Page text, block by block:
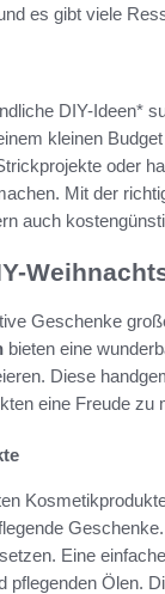
es gibt viele
DIY-Ideen*
kleinen
oder
Mit der
auch
Geschenke
bieten eine
Diese
eine Freude zu
Eine
pflegenden Ölen.